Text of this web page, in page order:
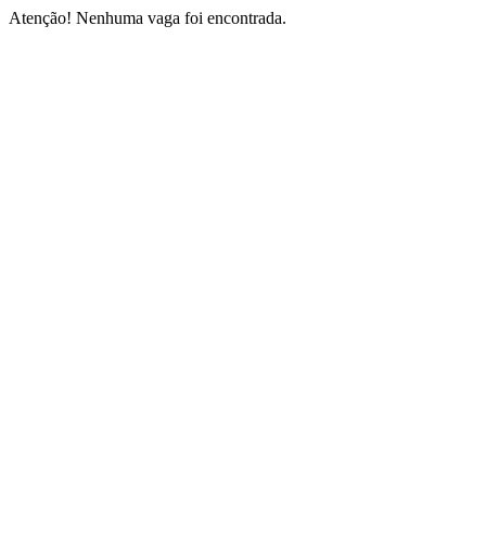
Atenção! Nenhuma vaga foi encontrada.